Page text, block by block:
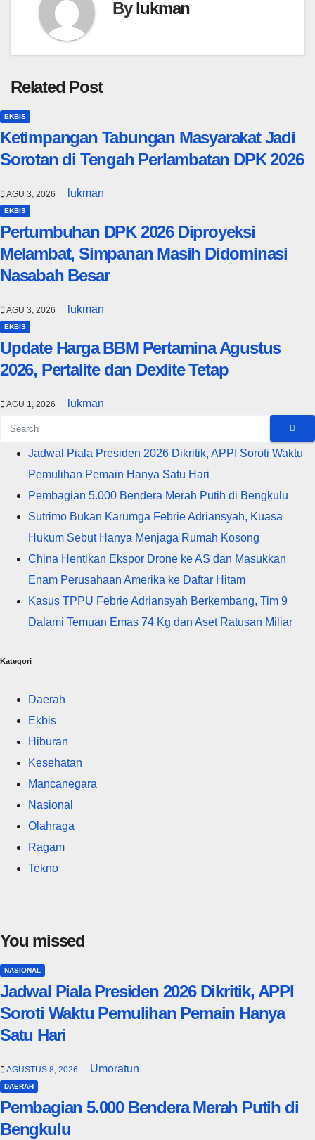
Bylukman
Related Post
EKBIS
Ketimpangan Tabungan Masyarakat Jadi
Sorotan di Tengah Perlambatan DPK 2026
AGU 3, 2026 lukman
EKBIS
Pertumbuhan DPK 2026 Diproyeksi
Melambat, Simpanan Masih Didominasi
Nasabah Besar
AGU 3, 2026 lukman
EKBIS
Update Harga BBM Pertamina Agustus
2026, Pertalite dan Dexlite Tetap
AGU 1, 2026 lukman
Jadwal Piala Presiden 2026 Dikritik, APPI Soroti Waktu
Pemulihan Pemain Hanya Satu Hari
Pembagian 5.000 Bendera Merah Putih di Bengkulu
Sutrimo Bukan Karumga Febrie Adriansyah, Kuasa
Hukum Sebut Hanya Menjaga Rumah Kosong
China Hentikan Ekspor Drone ke AS dan Masukkan
Enam Perusahaan Amerika ke Daftar Hitam
Kasus TPPU Febrie Adriansyah Berkembang, Tim 9
Dalami Temuan Emas 74 Kg dan Aset Ratusan Miliar
Kategori
Daerah
Ekbis
Hiburan
Kesehatan
Mancanegara
Nasional
Olahraga
Ragam
Tekno
You missed
NASIONAL
Jadwal Piala Presiden 2026 Dikritik, APPI
Soroti Waktu Pemulihan Pemain Hanya
Satu Hari
AGUSTUS 8, 2026 Umoratun
DAERAH
Pembagian 5.000 Bendera Merah Putih di
Bengkulu